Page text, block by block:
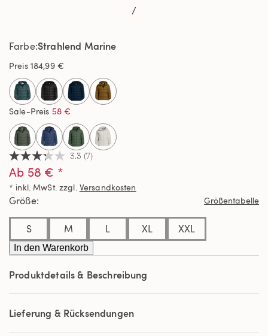
/
3.3
von
5
Sternen,
Durchschnittswert
Bewertung.
Read
7
Reviews.
Link
derselben
3.3 (7)
Ab 58 € *
* inkl. MwSt. zzgl. Versandkosten
Farbe Strahlend Marine
Preis 184,99 €
selected
Sale-Preis 58 €
Größe Größentabelle
S M L XL XXL
In den Warenkorb
Produktdetails & Beschreibung
Lieferung & Rücksendungen